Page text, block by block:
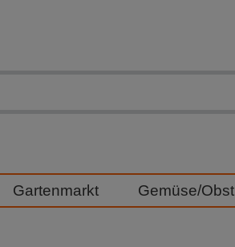
Gartenmarkt Gemüse/Obst